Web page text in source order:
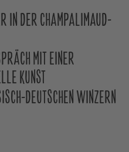
IN DER CHAMPALIMAUD-
MIT EINER
KUNST
DEUTSCHEN WINZERN